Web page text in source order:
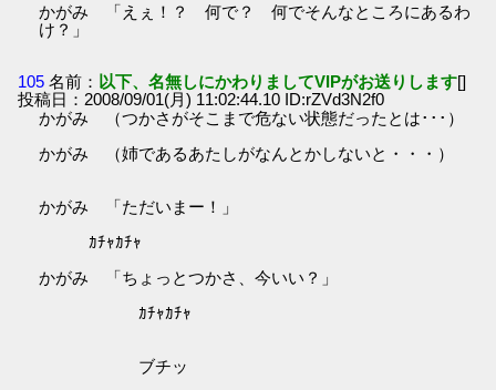
かがみ 「えぇ！？ 何で？ 何でそんなところにあるわ
け？」
105 名前： 以下、名無しにかわりましてVIPがお送りします[]
投稿日：2008/09/01(月) 11:02:44.10 ID:rZVd3N2f0
かがみ （つかさがそこまで危ない状態だったとは･･･）
かがみ （姉であるあたしがなんとかしないと・・・）
かがみ 「ただいまー！」
ｶﾁｬｶﾁｬ
かがみ 「ちょっとつかさ、今いい？」
ｶﾁｬｶﾁｬ
ブチッ